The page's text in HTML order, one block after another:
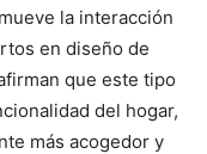
la interacción
en diseño de
que este tipo
del hogar,
más acogedor y